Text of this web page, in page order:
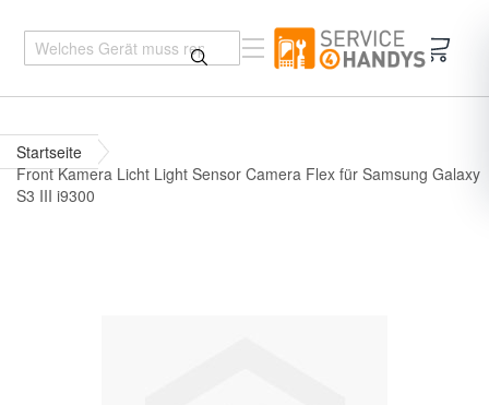
Startseite
Front Kamera Licht Light Sensor Camera Flex für Samsung Galaxy
S3 III i9300